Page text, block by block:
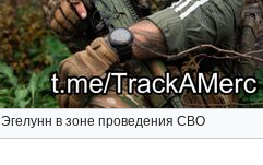
Эгелунн в зоне проведения СВО